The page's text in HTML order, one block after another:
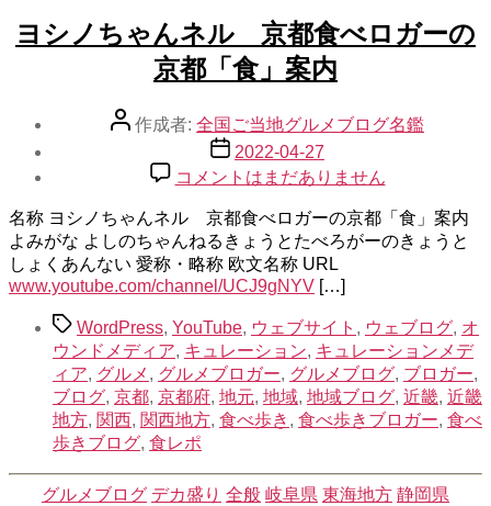
リ
ー
ヨシノちゃんネル 京都食べロガーの
京都「食」案内
投 作成者: 全国ご当地グルメブログ名鑑
投
稿
2022-04-27
ヨ
ノ
ち
ゃ
ん
ル
京
都
食
べ
ロ
ガ
ー
コメントはまだありません
名称 ヨシノちゃんネル 京都食べロガーの京都「食」案内
よみがな よしのちゃんねるきょうとたべろがーのきょうと
しょくあんない 愛称・略称 欧文名称 URL
www.youtube.com/channel/UCJ9gNYV […]
タ
グ
WordPress, YouTube, ウェブサイト , ウェブログ, オ
ウンドメディア, キュレーション, キュレーションメデ
ィア, グルメ , グルメブロガー, グルメブログ, ブロガー,
ブログ, 京都, 京都府, 地元, 地域, 地域ブログ, 近畿, 近畿
地方, 関西, 関西地方, 食べ歩き , 食べ歩きブロガー, 食べ
歩きブログ, 食レポ
カ
グルメブログ デカ盛り 全般 岐阜県 東海地方 静岡県